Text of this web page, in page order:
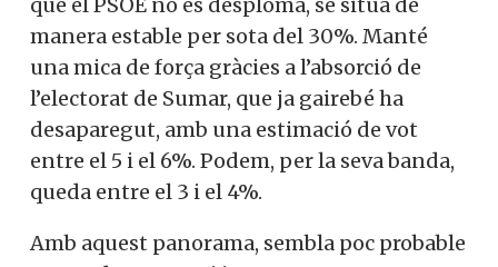
Govern. Tot i que el PSOE no es desploma,
se situa de manera estable per sota del
30%. Manté una mica de força gràcies a
l’absorció de l’electorat de Sumar, que ja
gairebé ha desaparegut, amb una
estimació de vot entre el 5 i el 6%. Podem,
per la seva banda, queda entre el 3 i el 4%.
Amb aquest panorama, sembla poc